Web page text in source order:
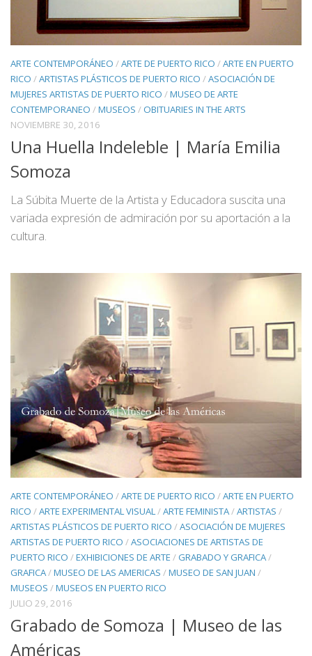
ARTE CONTEMPORÁNEO /ARTE DE PUERTO RICO /ARTE EN PUERTO
RICO /ARTISTAS PLÁSTICOS DE PUERTO RICO /ASOCIACIÓN DE
MUJERES ARTISTAS DE PUERTO RICO /MUSEO DE ARTE
CONTEMPORANEO /MUSEOS / OBITUARIES IN THE ARTS
NOVIEMBRE 30, 2016
Una Huella Indeleble | María Emilia
Somoza
La Súbita Muerte de la Artista y Educadora suscita una
variada expresión de admiración por su aportación a la
cultura.
ARTE CONTEMPORÁNEO /ARTE DE PUERTO RICO /ARTE EN PUERTO
RICO /ARTE EXPERIMENTAL VISUAL/ARTE FEMINISTA/ARTISTAS /
ARTISTAS PLÁSTICOS DE PUERTO RICO /ASOCIACIÓN DE MUJERES
ARTISTAS DE PUERTO RICO /ASOCIACIONES DE ARTISTAS DE
PUERTO RICO /EXHIBICIONES DE ARTE / GRABADO Y GRAFICA/
GRAFICA/MUSEO DE LAS AMERICAS /MUSEO DE SAN JUAN /
MUSEOS /MUSEOS EN PUERTO RICO
JULIO 29, 2016
Grabado de Somoza | Museo de las
Américas